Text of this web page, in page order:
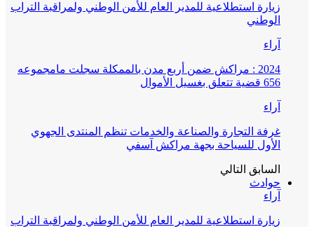
زيارة استطلاعية للمدير العام للأمن الوطني ولمراقبة التراب
الوطني
آراء
2024 : مراكش ضمن أربع مدن بالممكلة سجلت مامجموعه
656 قضية تتعلق بغسيل الأموال
آراء
غرفة التجارة والصناعة والخدمات تنظم المنتدى الجهوي
الأول للسياحة بجهة مراكش آسفي
السابق التالي
حوادث
آراء
زيارة استطلاعية للمدير العام للأمن الوطني ولمراقبة التراب